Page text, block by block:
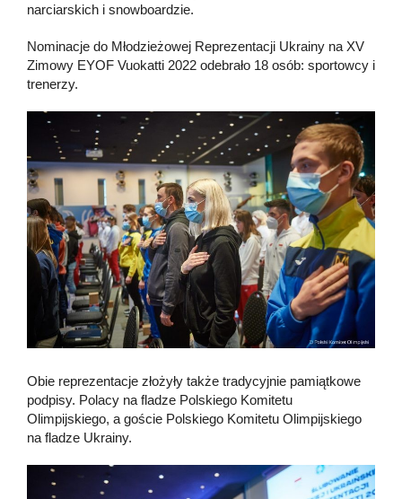
narciarskich i snowboardzie.
Nominacje do Młodzieżowej Reprezentacji Ukrainy na XV
Zimowy EYOF Vuokatti 2022 odebrało 18 osób: sportowcy i
trenerzy.
Obie reprezentacje złożyły także tradycyjnie pamiątkowe
podpisy. Polacy na fladze Polskiego Komitetu
Olimpijskiego, a goście Polskiego Komitetu Olimpijskiego
na fladze Ukrainy.